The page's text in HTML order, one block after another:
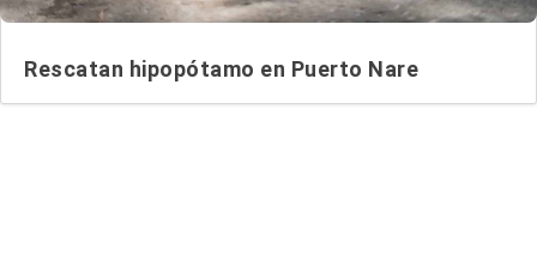
Rescatan hipopótamo en Puerto Nare